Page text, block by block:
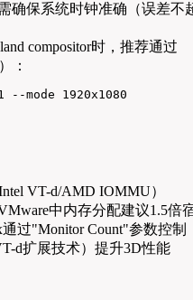
确保系统时钟准确（误差不
compositor时，推荐通过
：
mode 1920x1080
VT-d/AMD IOMMU）
中内存分配建议1.5倍
过"Monitor Count"参数控制
d扩展技术）提升3D性能